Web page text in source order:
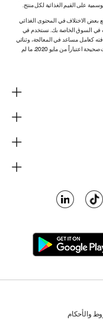
على القيم الغذائية لكل منتج.
بعض الاختلاف في المحتوى الغذائي
في السوق الخاصة بك. نستخدم في
كعامل مساعد في المعالجة، وثنائي
ميثيل بولي سيلوكسين لتقليل تناثر الزيت عند الطهي. هذه المعلومات صحيحة اعتباراً من مايو 2020، ما لم
والأحكام